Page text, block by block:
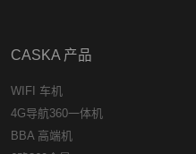
CASKA 产品
WIFI 车机
4G导航360一体机
BBA 高端机